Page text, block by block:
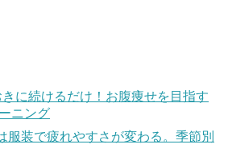
きに続けるだけ！お腹痩せを目指す
ニング
服装で疲れやすさが変わる。季節別